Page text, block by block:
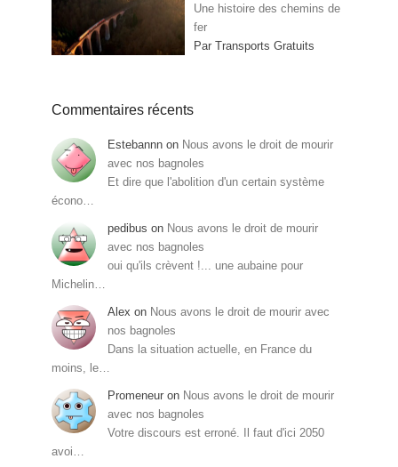
Une histoire des chemins de
fer
Par Transports Gratuits
Commentaires récents
Estebannn on Nous avons le droit de mourir
avec nos bagnoles
Et dire que l'abolition d'un certain système
écono…
pedibus on Nous avons le droit de mourir
avec nos bagnoles
oui qu'ils crèvent !... une aubaine pour
Michelin…
Alex on Nous avons le droit de mourir avec
nos bagnoles
Dans la situation actuelle, en France du
moins, le…
Promeneur on Nous avons le droit de mourir
avec nos bagnoles
Votre discours est erroné. Il faut d'ici 2050
avoi…